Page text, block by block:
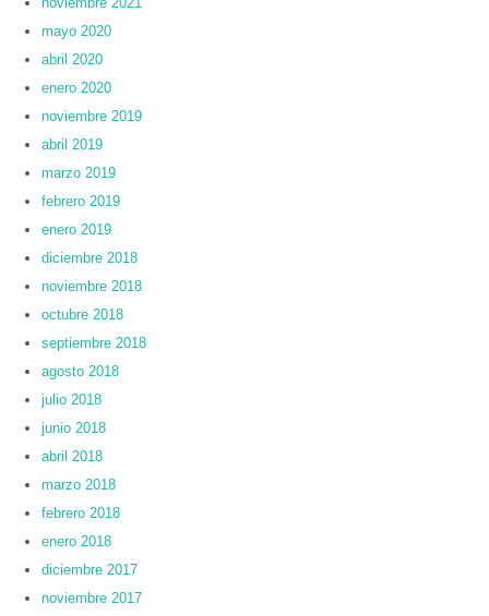
mayo 2020
abril 2020
enero 2020
noviembre 2019
abril 2019
marzo 2019
febrero 2019
enero 2019
diciembre 2018
noviembre 2018
octubre 2018
septiembre 2018
agosto 2018
julio 2018
junio 2018
abril 2018
marzo 2018
febrero 2018
enero 2018
diciembre 2017
noviembre 2017